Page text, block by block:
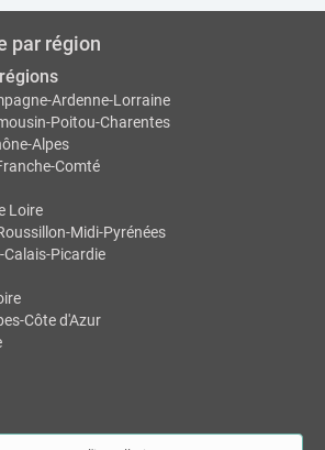
par région
Ardenne-Lorraine
Poitou-Charentes
Alpes
Comté
Loire
Midi-Pyrénées
Calais-Picardie
Côte d'Azur